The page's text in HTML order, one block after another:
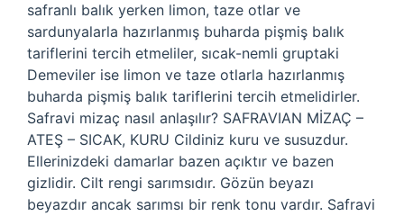
safranlı balık yerken limon, taze otlar ve
sardunyalarla hazırlanmış buharda pişmiş balık
tariflerini tercih etmeliler, sıcak-nemli gruptaki
Demeviler ise limon ve taze otlarla hazırlanmış
buharda pişmiş balık tariflerini tercih etmelidirler.
Safravi mizaç nasıl anlaşılır? SAFRAVIAN MİZAÇ –
ATEŞ – SICAK, KURU Cildiniz kuru ve susuzdur.
Ellerinizdeki damarlar bazen açıktır ve bazen
gizlidir. Cilt rengi sarımsıdır. Gözün beyazı
beyazdır ancak sarımsı bir renk tonu vardır. Safravi